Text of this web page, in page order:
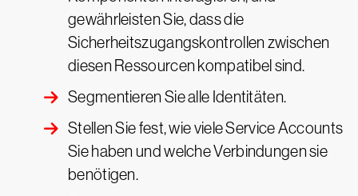
gewährleisten Sie, dass die
Sicherheitszugangskontrollen zwischen
diesen Ressourcen kompatibel sind.
Segmentieren Sie alle Identitäten.
Stellen Sie fest, wie viele Service Accounts
Sie haben und welche Verbindungen sie
benötigen.